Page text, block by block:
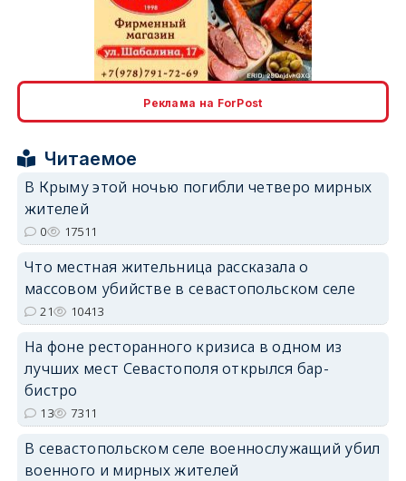
erid: 2SDnjdvhGXG
Реклама на ForPost
Читаемое
В Крыму этой ночью погибли четверо мирных
жителей
0 17511
Что местная жительница рассказала о
массовом убийстве в севастопольском селе
21 10413
На фоне ресторанного кризиса в одном из
лучших мест Севастополя открылся бар-
бистро
13 7311
В севастопольском селе военнослужащий убил
военного и мирных жителей